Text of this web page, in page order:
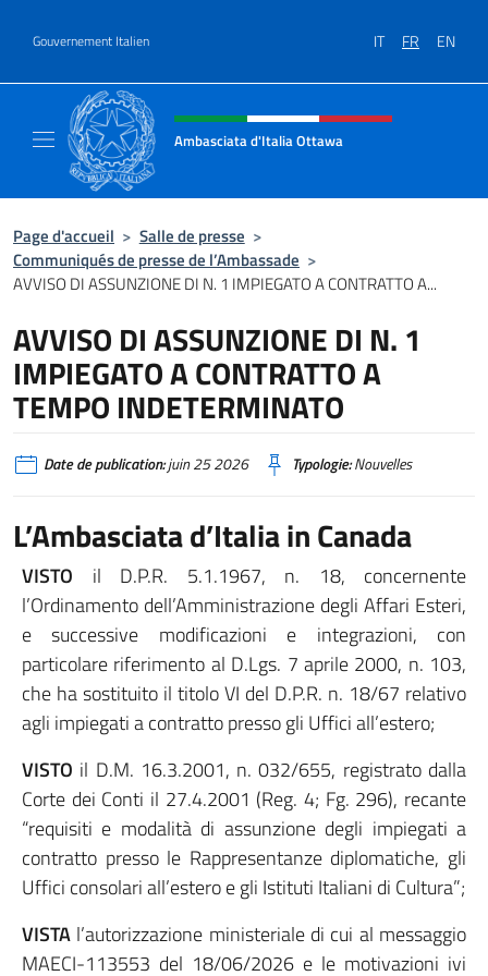
Gouvernement Italien IT FR EN
Site Web, social et en-tête de
Ambasciata d'Italia Ottawa
Page d'accueil > Salle de presse >
Communiqués de presse de l’Ambassade >
AVVISO DI ASSUNZIONE DI N. 1 IMPIEGATO A CONTRATTO A...
AVVISO DI ASSUNZIONE DI N. 1
IMPIEGATO A CONTRATTO A
TEMPO INDETERMINATO
Date de publication:juin 25 2026 Typologie:Nouvelles
L’Ambasciata d’Italia in Canada
VISTO il D.P.R. 5.1.1967, n. 18, concernente
l’Ordinamento dell’Amministrazione degli Affari Esteri,
e successive modificazioni e integrazioni, con
particolare riferimento al D.Lgs. 7 aprile 2000, n. 103,
che ha sostituito il titolo VI del D.P.R. n. 18/67 relativo
agli impiegati a contratto presso gli Uffici all’estero;
VISTO il D.M. 16.3.2001, n. 032/655, registrato dalla
Corte dei Conti il 27.4.2001 (Reg. 4; Fg. 296), recante
“requisiti e modalità di assunzione degli impiegati a
contratto presso le Rappresentanze diplomatiche, gli
Uffici consolari all’estero e gli Istituti Italiani di Cultura”;
VISTA l’autorizzazione ministeriale di cui al messaggio
MAECI-113553 del 18/06/2026 e le motivazioni ivi